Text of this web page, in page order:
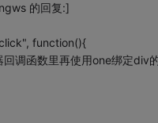
的回复:]
function(){
调函数里再使用one绑定div